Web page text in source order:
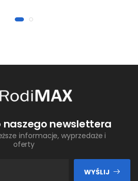
naszego newslettera
informacje, wyprzedaże i
oferty
WYŚLIJ